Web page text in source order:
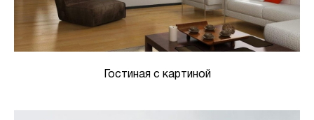
Гостиная с картиной